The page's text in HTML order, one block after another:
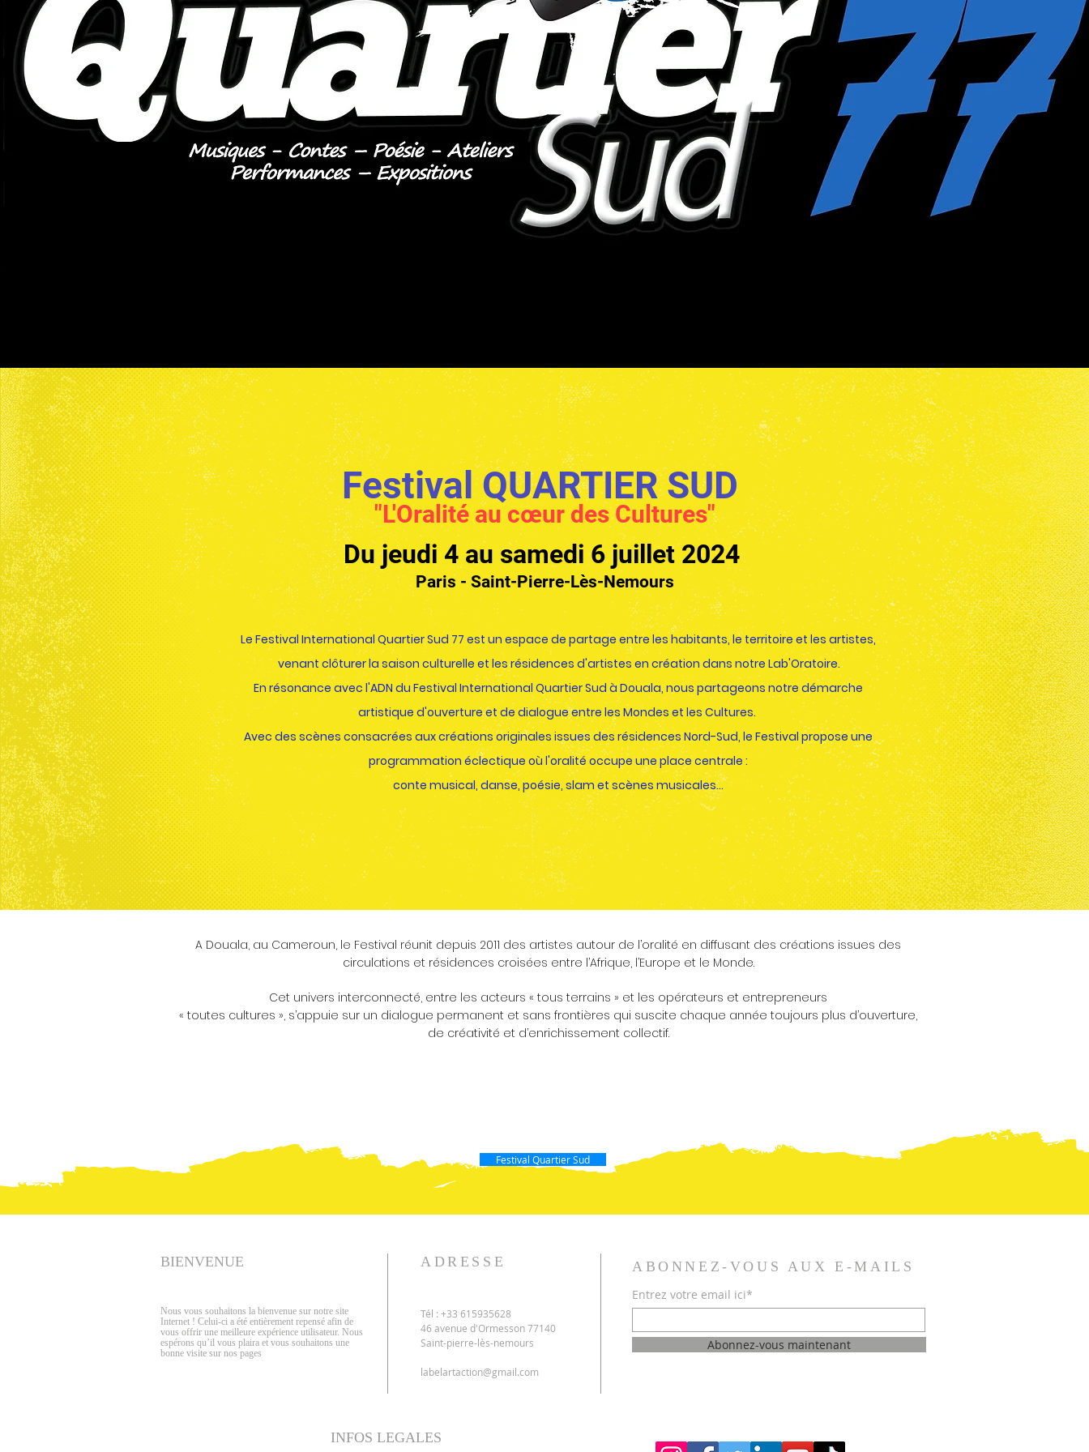
Festival QUARTIER SUD
"L'Oralité aucœurdes Cultures"
Du jeudi 4 au samedi 6 juillet 2024
Paris - Saint-Pierre-Lès-Nemours
Le Festival International Quartier Sud 77 est un espace de partage entre les habitants, le territoire et les artistes,
venantclôturerla saison culturelle et les résidences d'artistes en création dans notre Lab'Oratoire.
En résonanceavec l'ADN du Festival International Quartier Sud à Douala, nous partageons notre démarche
artistique d'ouverture et de dialogue entre les Mondes et les Cultures.
Avec des scènes consacrées aux créations originales issues des résidences Nord-Sud, le Festival propose une
programmation éclectique où l'oralité occupe une place centrale :
conte musical, danse, poésie, slam et scènes musicales...
A Douala, au Cameroun, le Festival réunit depuis 2011 des artistes autour de l’oralité en diffusant des créations issues des
circulations et résidences croisées entre l’Afrique, l’Europe et le Monde.
Cet univers interconnecté, entre les acteurs « tous terrains » et les opérateurs et entrepreneurs
« toutes cultures », s’appuie sur un dialogue permanent et sans frontières qui suscite chaque année toujours plus d’ouverture,
de créativité et d’enrichissement collectif.
Festival Quartier Sud
BIENVENUE
Nous vous souhaitons la bienvenue sur notre site
Internet ! Celui-ci a été entièrement repensé afin de
vous offrir une meilleure expérience utilisateur. Nous
espérons qu’il vous plaira et vous souhaitons une
bonne visite sur nos pages
ADRESSE
Tél : +33 615935628
46 avenue d'Ormesson 77140
Saint-pierre-lès-nemours
labelartaction@gmail.com
ABONNEZ-VOUS AUX E-MAILS
Entrez votre email ici*
Abonnez-vous maintenant
INFOS LEGALES